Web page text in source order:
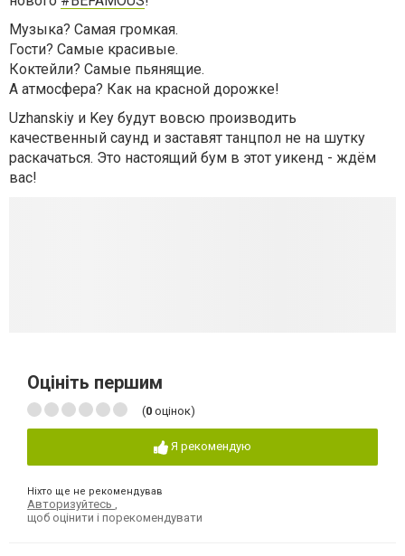
Музыка? Самая громкая.
Гости? Самые красивые.
Коктейли? Самые пьянящие.
А атмосфера? Как на красной дорожке!
Uzhanskiy и Key будут вовсю производить
качественный саунд и заставят танцпол не на шутку
раскачаться. Это настоящий бум в этот уикенд - ждём
вас!
Оцініть першим
(0 оцінок)
Я рекомендую
Ніхто ще не рекомендував
Авторизуйтесь
щоб оцінити і порекомендувати